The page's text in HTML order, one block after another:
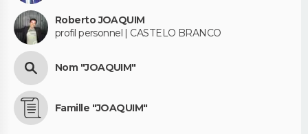
Roberto JOAQUIM
profil personnel | CASTELO BRANCO
Nom "JOAQUIM"
Famille "JOAQUIM"